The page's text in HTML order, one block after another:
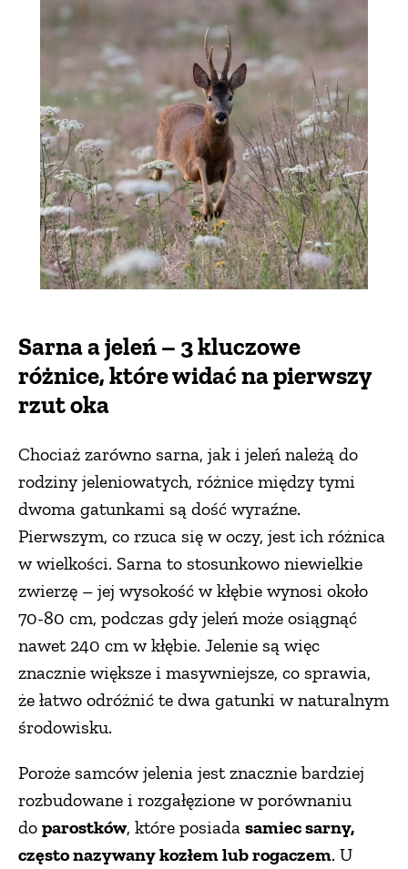
Sarna a jeleń – 3 kluczowe
różnice, które widać na pierwszy
rzut oka
Chociaż zarówno sarna, jak i jeleń należą do
rodziny jeleniowatych, różnice między tymi
dwoma gatunkami są dość wyraźne.
Pierwszym, co rzuca się w oczy, jest ich różnica
w wielkości. Sarna to stosunkowo niewielkie
zwierzę – jej wysokość w kłębie wynosi około
70-80 cm, podczas gdy jeleń może osiągnąć
nawet 240 cm w kłębie. Jelenie są więc
znacznie większe i masywniejsze, co sprawia,
że łatwo odróżnić te dwa gatunki w naturalnym
środowisku.
Poroże samców jelenia jest znacznie bardziej
rozbudowane i rozgałęzione w porównaniu
do parostków, które posiada samiec sarny,
często nazywany kozłem lub rogaczem. U